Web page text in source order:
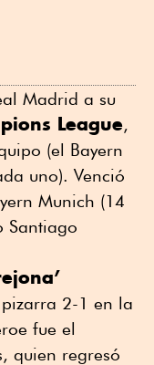
Madrid a su
League,
(el Bayern
uno). Venció
Munich (14
Santiago
2-1 en la
fue el
quien regresó